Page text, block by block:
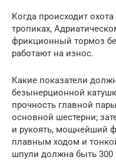
Когда происходит
тропиках,
фрикционный тормоз
работают на износ.
Какие показатели
безынерционной
прочность главной
основной шестерни;
и рукоять, мощнейший
плавным ходом и
шпули должна быть 300